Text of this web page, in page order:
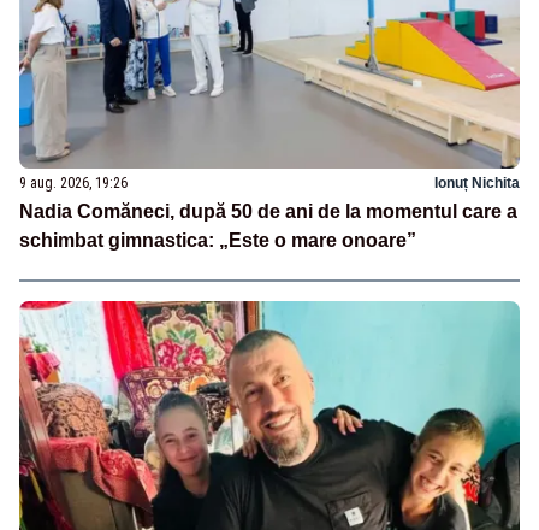
9 aug. 2026, 19:26 Ionuț Nichita
Nadia Comăneci, după 50 de ani de la momentul care a
schimbat gimnastica: „Este o mare onoare”